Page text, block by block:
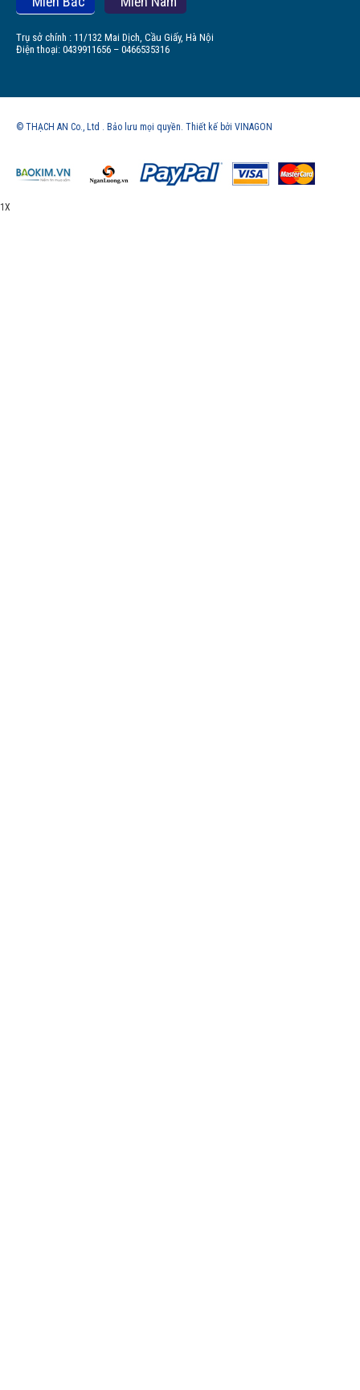
Trụ sở chính : 11/132 Mai Dịch, Cầu Giấy, Hà Nội
Điện thoại: 0439911656 – 0466535316
© THẠCH AN Co., Ltd . Bảo lưu mọi quyền. Thiết kế bởi VINAGON
1X